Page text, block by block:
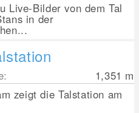
Live-Bilder von dem Tal
in der
1,351 m
zeigt die Talstation am